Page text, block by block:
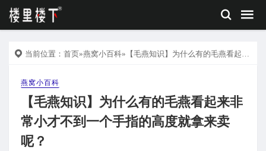
当前位置： 首页»燕窝小百科»【毛燕知识】为什么有的毛燕看起来非常小才不到一个手指的高度就拿来卖呢？
燕窝小百科
【毛燕知识】为什么有的毛燕看起来非
常小才不到一个手指的高度就拿来卖
呢？